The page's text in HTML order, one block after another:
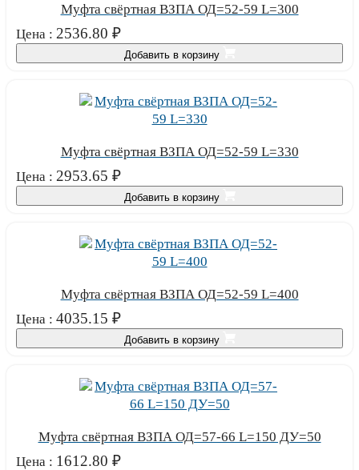
Муфта свёртная ВЗПА ОД=52-59 L=300
Цена : 2536.80 ₽
Добавить в корзину
Муфта свёртная ВЗПА ОД=52-59 L=330
Цена : 2953.65 ₽
Добавить в корзину
Муфта свёртная ВЗПА ОД=52-59 L=400
Цена : 4035.15 ₽
Добавить в корзину
Муфта свёртная ВЗПА ОД=57-66 L=150 ДУ=50
Цена : 1612.80 ₽